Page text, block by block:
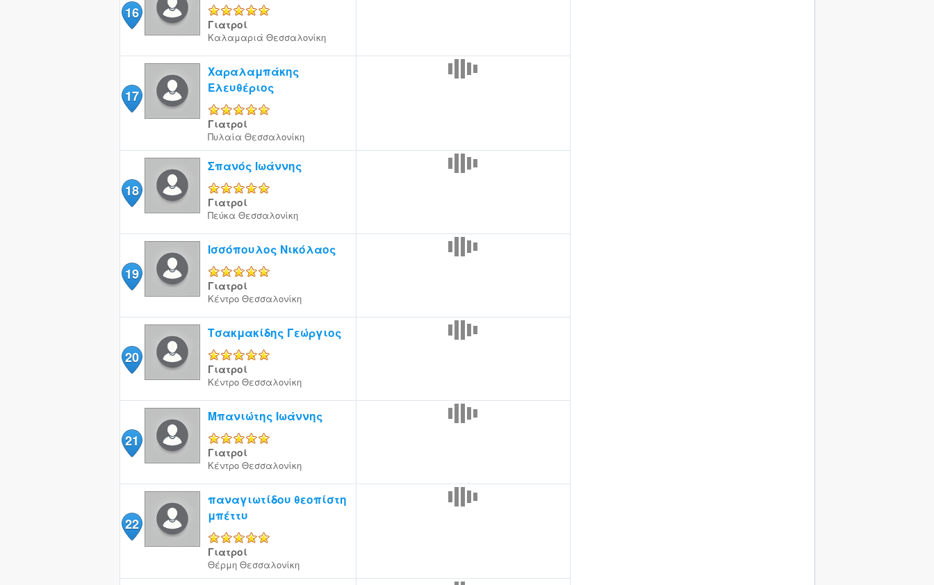
16
Γιατροί
Καλαμαριά Θεσσαλονίκη
17
Χαραλαμπάκης
Ελευθέριος
Γιατροί
Πυλαία Θεσσαλονίκη
18
Σπανός Ιωάννης
Γιατροί
Πεύκα Θεσσαλονίκη
19
Ισσόπουλος Νικόλαος
Γιατροί
Κέντρο Θεσσαλονίκη
20
Τσακμακίδης Γεώργιος
Γιατροί
Κέντρο Θεσσαλονίκη
21
Μπανιώτης Ιωάννης
Γιατροί
Κέντρο Θεσσαλονίκη
22
παναγιωτίδου θεοπίστη
μπέττυ
Γιατροί
Θέρμη Θεσσαλονίκη